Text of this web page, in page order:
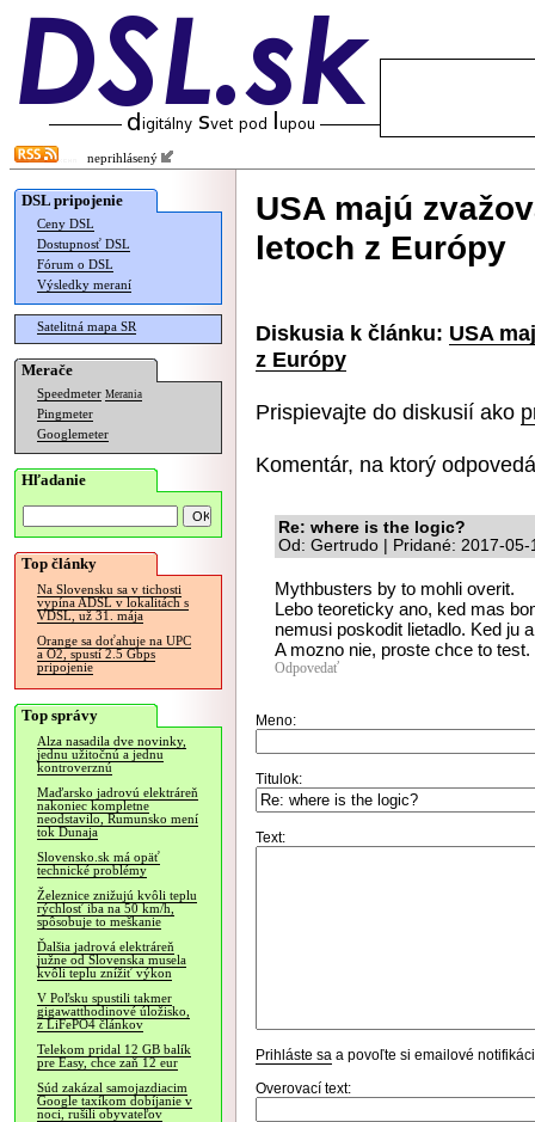
neprihlásený
DSL pripojenie
Ceny DSL
Dostupnosť DSL
Fórum o DSL
Výsledky meraní
Satelitná mapa SR
Merače
Speedmeter Merania
Pingmeter
Googlemeter
Hľadanie
Top články
Na Slovensku sa v tichosti
vypína ADSL v lokalitách s
VDSL, už 31. mája
Orange sa doťahuje na UPC
a O2, spustí 2.5 Gbps
pripojenie
Top správy
Alza nasadila dve novinky,
jednu užitočnú a jednu
kontroverznú
Maďarsko jadrovú elektráreň
nakoniec kompletne
neodstavilo, Rumunsko mení
tok Dunaja
Slovensko.sk má opäť
technické problémy
Železnice znižujú kvôli teplu
rýchlosť iba na 50 km/h,
spôsobuje to meškanie
Ďalšia jadrová elektráreň
južne od Slovenska musela
kvôli teplu znížiť výkon
V Poľsku spustili takmer
gigawatthodinové úložisko,
z LiFePO4 článkov
Telekom pridal 12 GB balík
pre Easy, chce zaň 12 eur
Súd zakázal samojazdiacim
Google taxíkom dobíjanie v
noci, rušili obyvateľov
USA majú
letoch z Európy
Diskusia k článku: USA
z Európy
Prispievajte do diskusií ako
Komentár, na ktorý
Re: where is the logic?
Od: Gertrudo | Pridané: 2017-05-
Mythbusters by to mohli overit.
Lebo teoreticky ano, ked mas
nemusi poskodit lietadlo. Ked ju
A mozno nie, proste chce to test.
Odpovedať
Meno:
Titulok:
Text:
Prihláste sa a povoľte si emailové
Overovací text: